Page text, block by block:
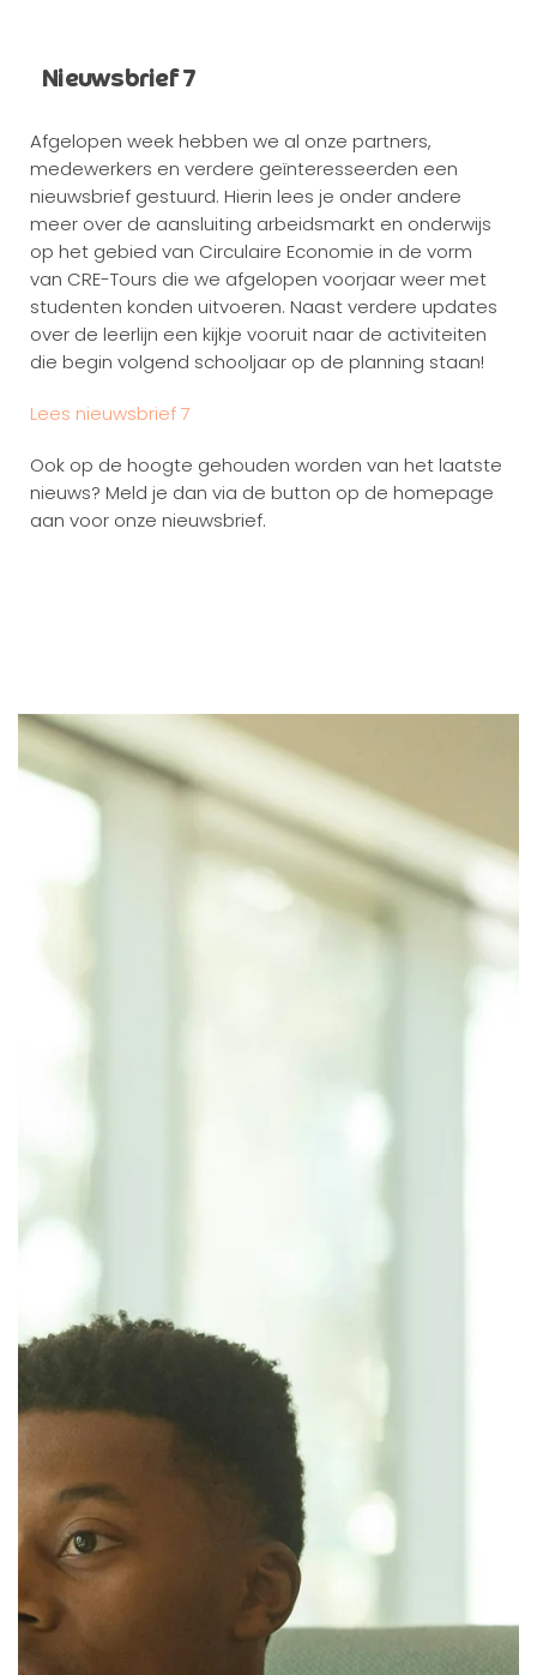
Nieuwsbrief 7
Afgelopen week hebben we al onze partners,
medewerkers en verdere geïnteresseerden een
nieuwsbrief gestuurd. Hierin lees je onder andere
meer over de aansluiting arbeidsmarkt en onderwijs
op het gebied van Circulaire Economie in de vorm
van CRE-Tours die we afgelopen voorjaar weer met
studenten konden uitvoeren. Naast verdere updates
over de leerlijn een kijkje vooruit naar de activiteiten
die begin volgend schooljaar op de planning staan!
Lees nieuwsbrief 7
Ook op de hoogte gehouden worden van het laatste
nieuws? Meld je dan via de button op de homepage
aan voor onze nieuwsbrief.